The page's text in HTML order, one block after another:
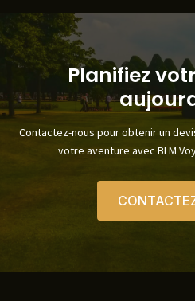
Planifiez
Contactez-nous pour obtenir un
votre aventure avec BLM